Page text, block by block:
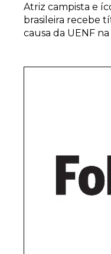
Atriz campista e
brasileira recebe
causa da UENF